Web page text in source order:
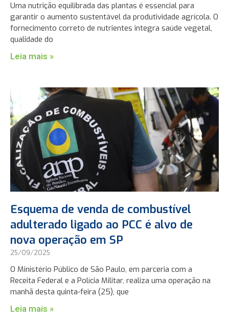
Uma nutrição equilibrada das plantas é essencial para
garantir o aumento sustentável da produtividade agrícola. O
fornecimento correto de nutrientes integra saúde vegetal,
qualidade do
Leia mais »
Esquema de venda de combustível
adulterado ligado ao PCC é alvo de
nova operação em SP
25/09/2025
O Ministério Público de São Paulo, em parceria com a
Receita Federal e a Polícia Militar, realiza uma operação na
manhã desta quinta-feira (25), que
Leia mais »